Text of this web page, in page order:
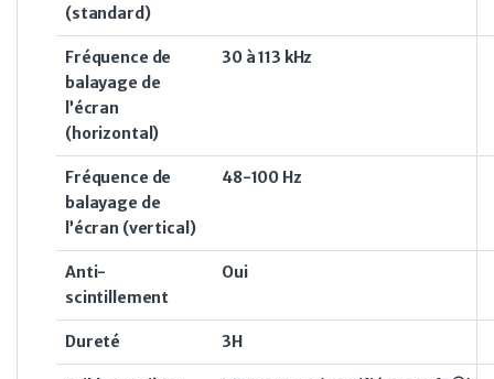
(standard)
Fréquence de
balayage de
l’écran
(horizontal)
30 à 113 kHz
Fréquence de
balayage de
l’écran (vertical)
48-100 Hz
Anti-
scintillement
Oui
Dureté 3H